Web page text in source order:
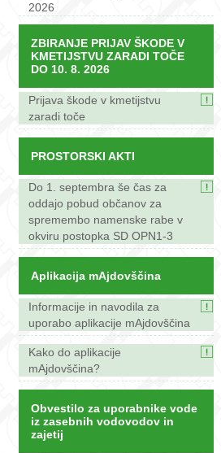
2026
ZBIRANJE PRIJAV ŠKODE V
KMETIJSTVU ZARADI TOČE
DO 10. 8. 2026
Prijava škode v kmetijstvu
zaradi toče
PROSTORSKI AKTI
Do 1. septembra še čas za
oddajo pobud občanov za
spremembo namenske rabe v
okviru postopka SD OPN1-3
Aplikacija mAjdovščina
Informacije in navodila za
uporabo aplikacije mAjdovščina
Kako do aplikacije
mAjdovščina?
Obvestilo za uporabnike vode
iz zasebnih vodovodov in
zajetij